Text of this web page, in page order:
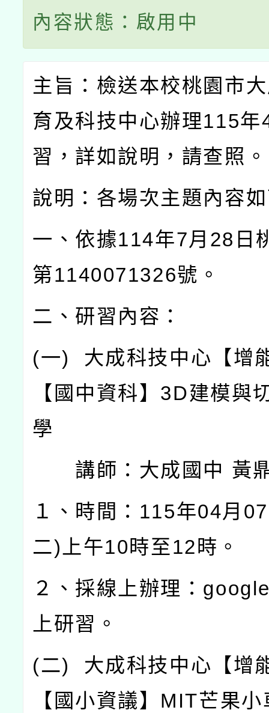
內容狀態：啟用中
主旨：檢送本校桃園市
育及科技中心辦理115年
習，詳如說明，請查照。
說明：各場次主題內容
一、依據114年7月 28 日
第1140071326號。
二、研習內容：
(一) 大成科技中心【增
【國中資科】 3D建模與
學
講師：大成國中 黃
１、時間： 115年04月 07
二) 上午10時至12 時。
２、採線上辦理：
上研習。
(二) 大成科技中心【增
【國小資議】 MIT芒果小